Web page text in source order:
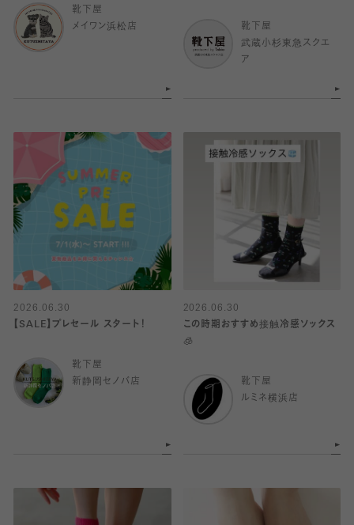
靴下屋
メイワン浜松店
靴下屋
武蔵小杉東急スクエ
ア
2026.06.30
【SALE】プレセール スタート！
靴下屋
新静岡セノバ店
2026.06.30
この時期おすすめ接触冷感ソックス
🧊
靴下屋
ルミネ横浜店